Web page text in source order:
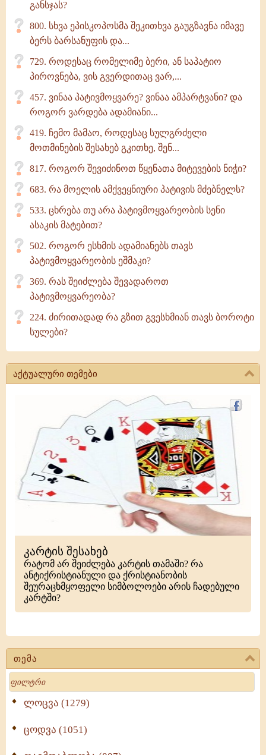
თემა
Search
ლოცვა (1279)
ცოდვა (1051)
განსჯას?
800. სხვა ეპისკოპოსმა შეკითხვა გაუგზავნა იმავე
ბერს ბარსანუფის და...
729. როდესაც რომელიმე ბერი, ან საპატიო
პიროვნება, ვის გვერდითაც ვარ,...
457. ვინაა პატივმოყვარე? ვინაა ამპარტვანი? და
როგორ ვარდება ადამიანი...
419. ჩემო მამაო, როდესაც სულგრძელი
მოთმინების შესახებ გკითხე, შენ...
817. როგორ შევიძინოთ წყენათა მიტევების ნიჭი?
683. რა მოელის ამქვეყნიური პატივის მძებნელს?
533. ცხრება თუ არა პატივმოყვარეობის სენი
ასაკის მატებით?
502. როგორ ესხმის ადამიანებს თავს
პატივმოყვარეობის ეშმაკი?
369. რას შეიძლება შევადაროთ
პატივმოყვარეობა?
224. ძირითადად რა გზით გვესხმიან თავს ბოროტი
სულები?
აქტუალური თემები
კარტის შესახებ
რატომ არ შეიძლება კარტის თამაში? რა
ანტიქრისტიანული და ქრისტიანობის
შეურაცხმყოფელი სიმბოლოები არის ჩადებული
კარტში?